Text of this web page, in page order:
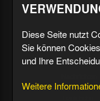
Aktuell
Termine
Diese Seite nutzt
Sie können
und Ihre
Weitere